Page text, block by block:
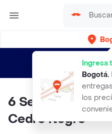
Ingresa
Bogotá.
los
envíos gratis
6 Semillas
Cedro Negro